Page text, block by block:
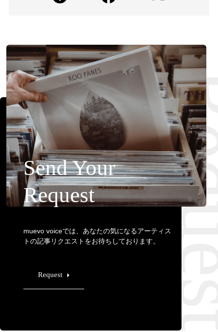
Send Your
Request
muevo voiceでは、あなたの気になるアーティス
トの記事リクエストをお待ちしております。
Request